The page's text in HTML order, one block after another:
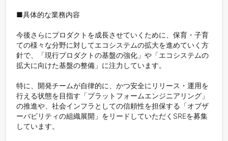
■具体的な業務内容
今後さらにプロダクトを成長させていくために、保育・子育
ての様々な分野に対してエコシステムの拡大を進めていく方
針で、「現行プロダクトの基盤の強化」や「エコシステムの
拡大に向けた基盤の整備」に注力しています。
特に、開発チームが自律的に、かつ安全にリリース・運用を
行える状態を目指す「プラットフォームエンジニアリング」
の推進や、社会インフラとしての信頼性を担保する「オブザ
ーバビリティの組織展開」をリードしていただくSREを募集
しています。